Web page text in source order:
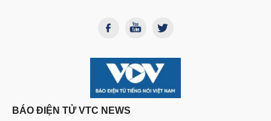
BÁO ĐIỆN TỬ VTC NEWS